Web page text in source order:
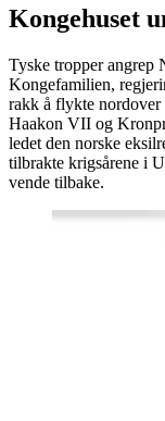
Kongehuset
Tyske tropper angrep
Kongefamilien,
rakk å flykte
Haakon VII og
ledet den norske
tilbrakte krigsårene i
vende tilbake.